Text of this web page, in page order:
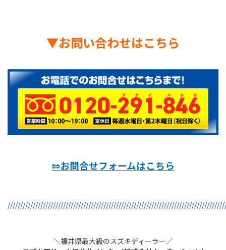
▼お問い合わせはこちら
⇰お問合せフォームはこちら
＼福井県最大級のスズキディーラー／